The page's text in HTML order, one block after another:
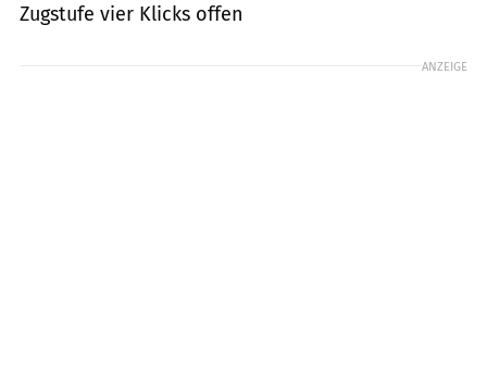
Zugstufe vier Klicks offen
ANZEIGE